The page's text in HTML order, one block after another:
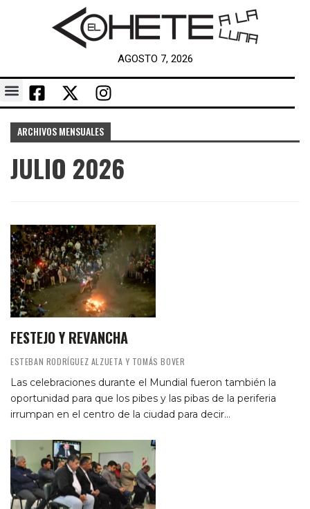
AGOSTO 7, 2026
ARCHIVOS MENSUALES
JULIO 2026
FESTEJO Y REVANCHA
ESTEBAN RODRÍGUEZ ALZUETA Y TOMÁS BOVER
Las celebraciones durante el Mundial fueron también la
oportunidad para que los pibes y las pibas de la periferia
irrumpan en el centro de la ciudad para decir…